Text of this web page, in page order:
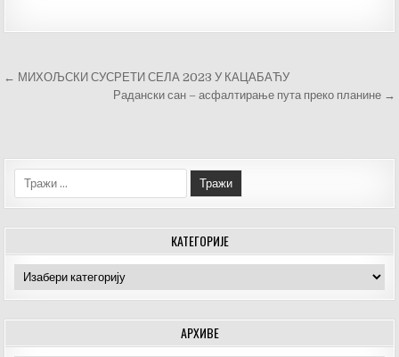
c
e
o
k
it
te
se
n
g
er
Кретање
← МИХОЉСКИ СУСРЕТИ СЕЛА 2023 У КАЦАБАЋУ
Радански сан – асфалтирање пута преко планине →
Тражи:
КАТЕГОРИЈЕ
Категорије
АРХИВЕ